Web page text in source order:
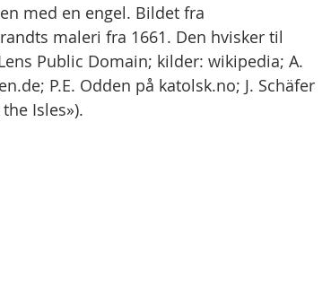
med en engel. Bildet fra
maleri fra 1661. Den hvisker til
Public Domain; kilder: wikipedia; A.
P.E. Odden på katolsk.no; J. Schäfer
Isles»).